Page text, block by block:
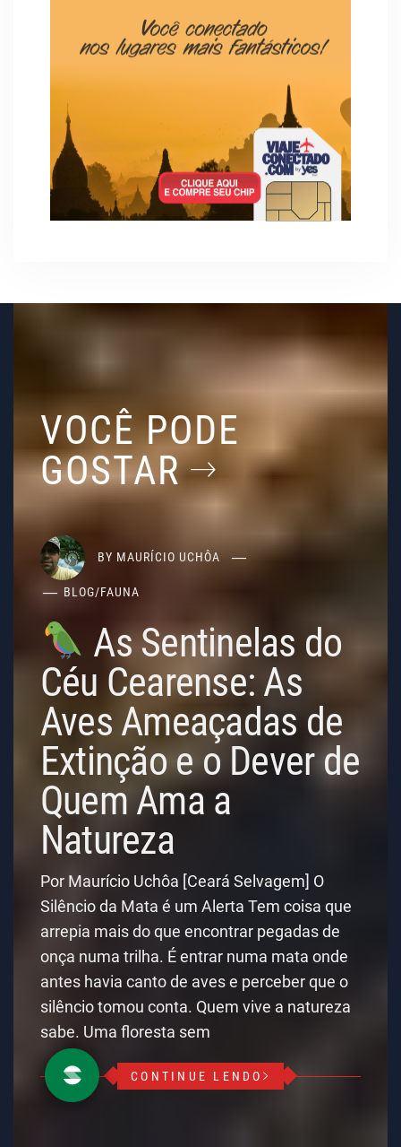
VOCÊ PODE
GOSTAR
BY MAURÍCIO UCHÔA
BLOG/FAUNA
As Sentinelas do
Céu Cearense: As
Aves Ameaçadas de
Extinção e o Dever de
Quem Ama a
Natureza
Por Maurício Uchôa [Ceará Selvagem] O
Silêncio da Mata é um Alerta Tem coisa que
arrepia mais do que encontrar pegadas de
onça numa trilha. É entrar numa mata onde
antes havia canto de aves e perceber que o
silêncio tomou conta. Quem vive a natureza
sabe. Uma floresta sem
CONTINUE LENDO